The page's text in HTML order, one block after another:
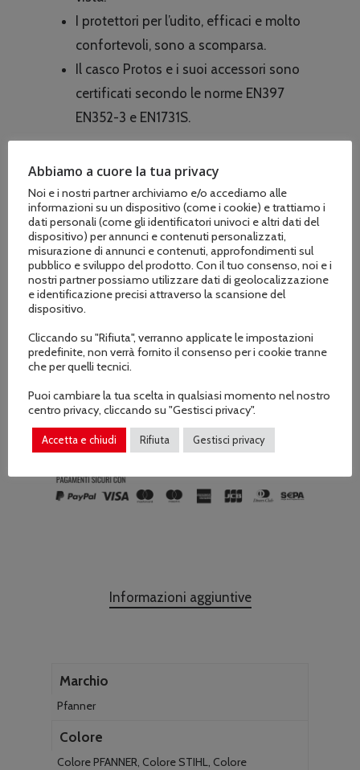
I protettori per l’udito, efficaci e molto
confortevoli, sono a scomparsa.
Il casco Protos e i suoi accessori sono
certificati secondo le norme EN397
EN352-3 e EN1731S.
ACQUISTA QUESTO PRODOTTO E
RICEVERAI
IN OMAGGIO
Disponibile
COD: 204000-43
Informazioni aggiuntive
Marchio
Pfanner
Colore
Colore PFANNER, Colore STIHL, Colore
Abbiamo a cuore la tua privacy
Noi e i nostri partner archiviamo e/o accediamo alle
informazioni su un dispositivo (come i cookie) e trattiamo i
dati personali (come gli identificatori univoci e altri dati del
dispositivo) per annunci e contenuti personalizzati,
misurazione di annunci e contenuti, approfondimenti sul
pubblico e sviluppo del prodotto. Con il tuo consenso, noi e i
nostri partner possiamo utilizzare dati di geolocalizzazione
e identificazione precisi attraverso la scansione del
dispositivo.
Cliccando su "Rifiuta", verranno applicate le impostazioni
predefinite, non verrà fornito il consenso per i cookie tranne
che per quelli tecnici.
Puoi cambiare la tua scelta in qualsiasi momento nel nostro
centro privacy, cliccando su "Gestisci privacy".
Accetta e chiudi Rifiuta Gestisci privacy